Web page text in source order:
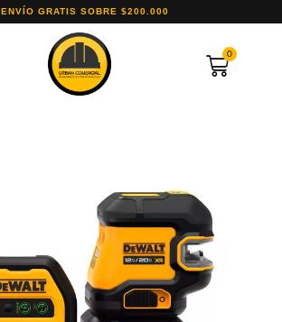
ENVÍO GRATIS SOBRE $200.000
0